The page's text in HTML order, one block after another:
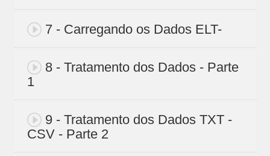
7 - Carregando os Dados ELT-
8 - Tratamento dos Dados - Parte
1
9 - Tratamento dos Dados TXT -
CSV - Parte 2